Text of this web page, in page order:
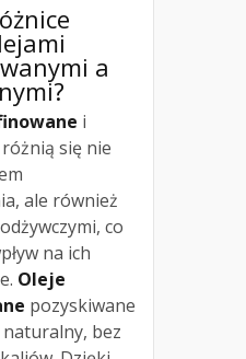
a
i
różnią się nie
ale również
co
na ich
Oleje
pozyskiwane
bez